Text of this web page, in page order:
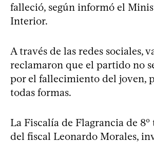
falleció, según informó el
Interior.
A través de las redes sociales,
reclamaron que el partido no
por el fallecimiento del joven,
todas formas.
La Fiscalía de Flagrancia de
del fiscal Leonardo Morales,